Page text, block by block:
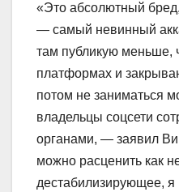
«Это абсолютный
— самый невинный
там публикую меньше,
платформах и
потом не заниматься
владельцы соцсети
органами, — заявил
можно расценить как
дестабилизирующее, я